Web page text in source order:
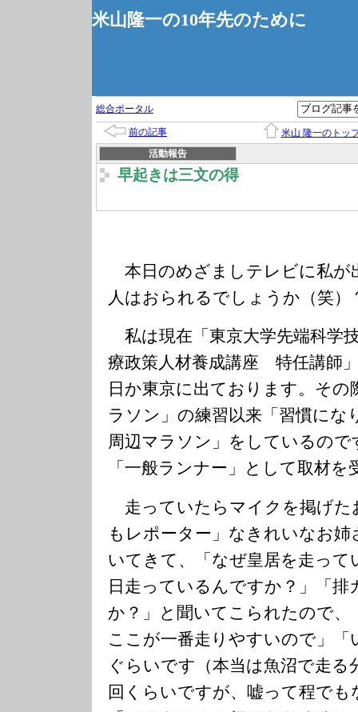
米山隆一の10年先のために
総合ポータル
前の記事
米山 隆一のトッ
活動報告
早起きは三文の得
本日のめざましテレビに私が
人はおられるでしょうか（笑）
私は現在「東京大学先端科学
療政策人材養成講座 特任講師
日か東京に出ております。その
ラソン」の練習以来「習慣にな
周辺マラソン」をしているの
「一般ランナー」として取材を
走っていたらマイクを掲げた
もレポーター」なきれいなお
いてきて、「なぜ皇居を走って
日走っているんですか？」「
か？」と聞いてこられたので、
ここが一番走りやすいので」「
ぐらいです（本当は魚沼で走る
回くらいですが、嘘って程で